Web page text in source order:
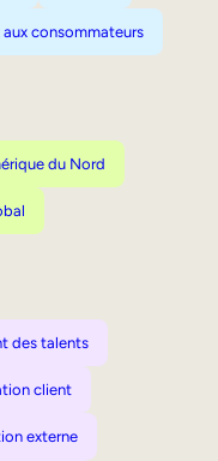
consommateurs
du Nord
des talents
client
externe